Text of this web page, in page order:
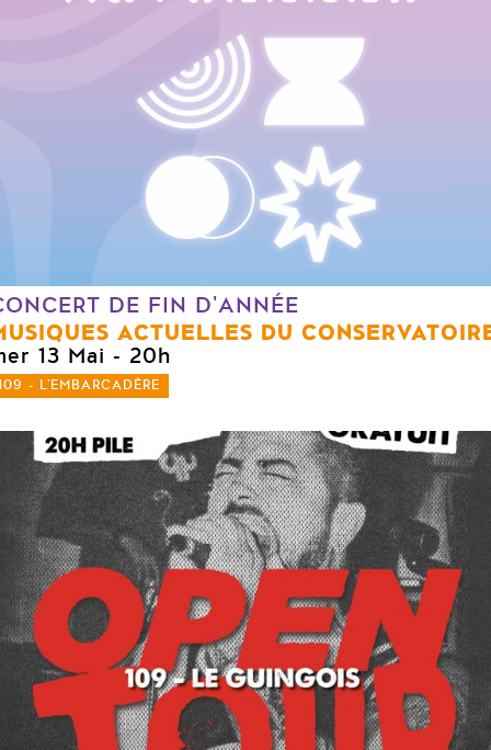
DE FIN D'ANNÉE
ACTUELLES DU
13 Mai - 20h
- L'EMBARCADÈRE